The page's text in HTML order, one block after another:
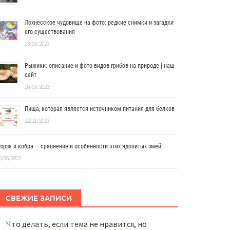
Лохнесское чудовище на фото: редкие снимки и загадки
его существования
13/05/2023
Рыжики: описание и фото видов грибов на природе | наш
сайт
16/05/2023
Пища, которая является источником питания для белков
22/11/2023
и кобра — сравнение и особенности этих ядовитых змей
06/2022
СВЕЖИЕ ЗАПИСИ
Что делать, если тема не нравится, но